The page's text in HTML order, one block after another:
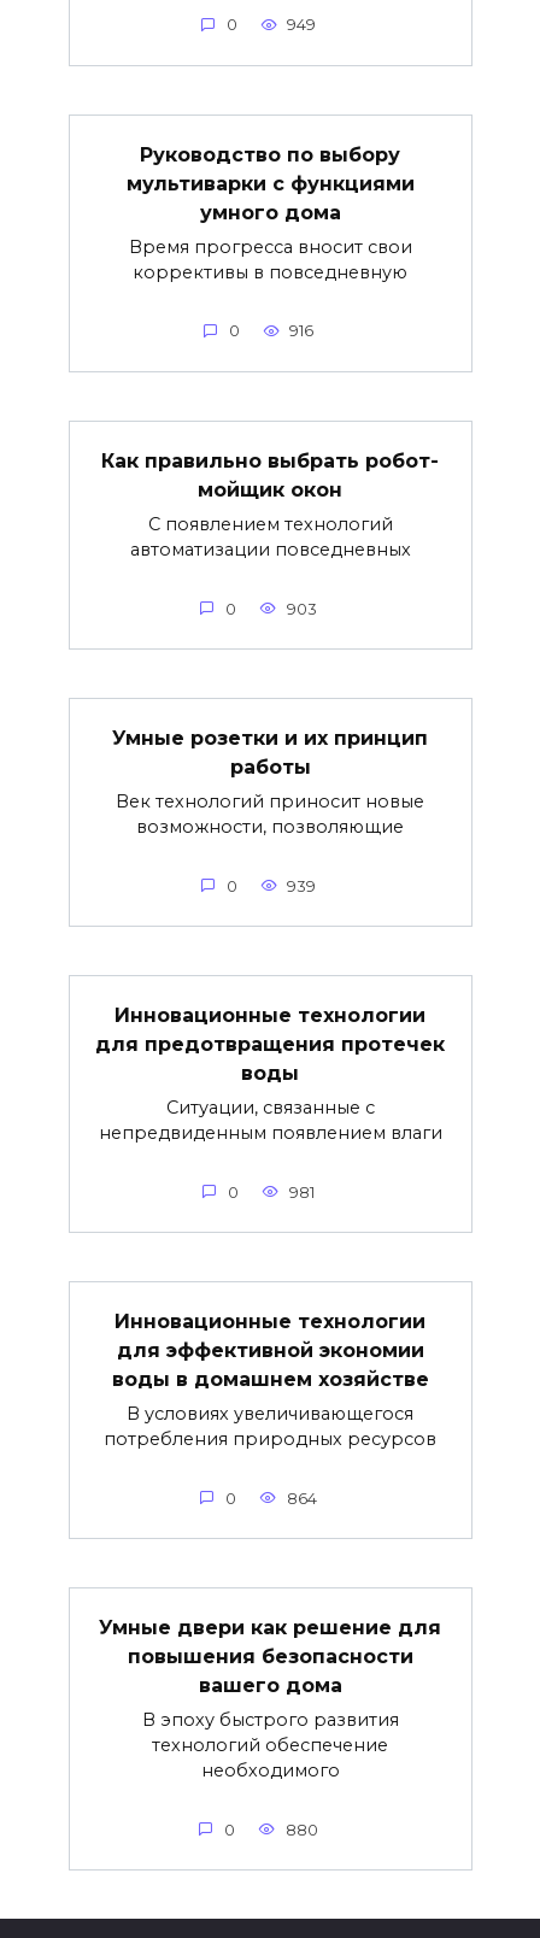
0 949
Руководство по выбору
мультиварки с функциями
умного дома
Время прогресса вносит свои
коррективы в повседневную
0 916
Как правильно выбрать робот-
мойщик окон
С появлением технологий
автоматизации повседневных
0 903
Умные розетки и их принцип
работы
Век технологий приносит новые
возможности, позволяющие
0 939
Инновационные технологии
для предотвращения протечек
воды
Ситуации, связанные с
непредвиденным появлением влаги
0 981
Инновационные технологии
для эффективной экономии
воды в домашнем хозяйстве
В условиях увеличивающегося
потребления природных ресурсов
0 864
Умные двери как решение для
повышения безопасности
вашего дома
В эпоху быстрого развития
технологий обеспечение
необходимого
0 880